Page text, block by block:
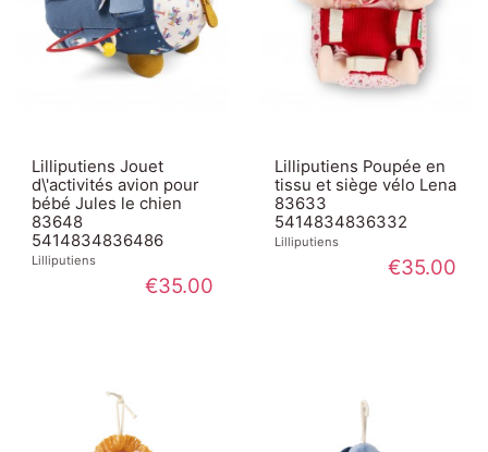
Lilliputiens Jouet
d\'activités avion pour
bébé Jules le chien
83648
5414834836486
Lilliputiens
€35.00
Lilliputiens Poupée en
tissu et siège vélo Lena
83633
5414834836332
Lilliputiens
€35.00